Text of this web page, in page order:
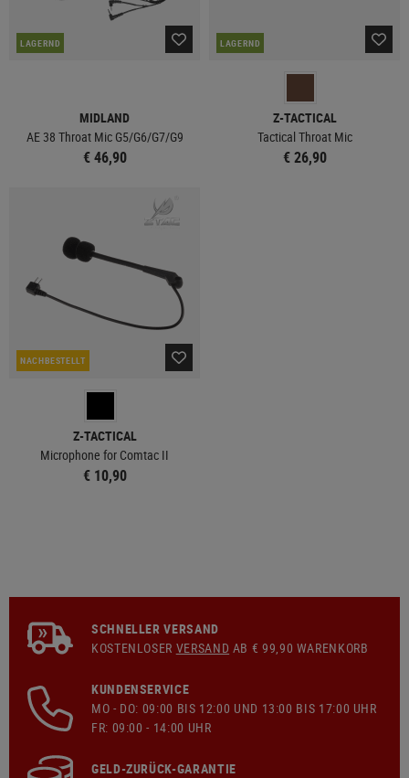
LAGERND
MIDLAND
AE 38 Throat Mic G5/G6/G7/G9
€ 46,90
LAGERND
Z-TACTICAL
Tactical Throat Mic
€ 26,90
NACHBESTELLT
Z-TACTICAL
Microphone for Comtac II
€ 10,90
SCHNELLER VERSAND
KOSTENLOSER VERSAND AB € 99,90 WARENKORB
KUNDENSERVICE
MO - DO: 09:00 BIS 12:00 UND 13:00 BIS 17:00 UHR
FR: 09:00 - 14:00 UHR
GELD-ZURÜCK-GARANTIE